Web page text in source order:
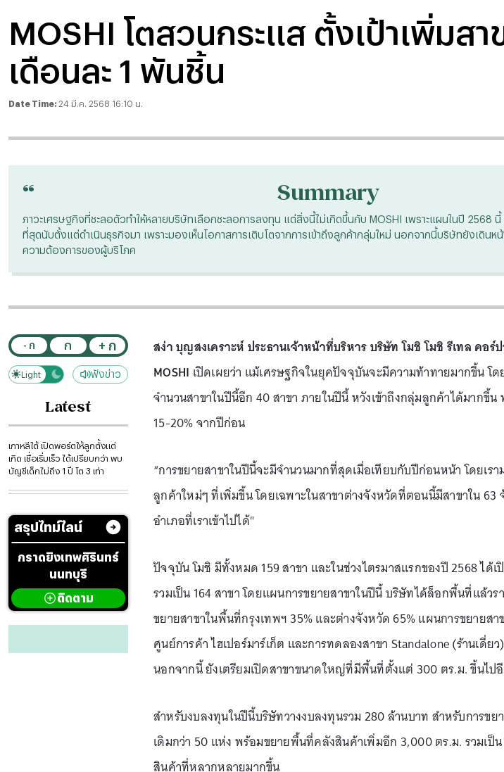
MOSHI โตสวนกระแส ตั้งเป้าเพิ่มส
เดือนละ 1 พันชิ้น
Date Time: 24 มี.ค. 2568 16:10 น.
“ Summary
ภาวะเศรษฐกิจที่ชะลอตัวทำให้หลายบริษัทเลือกชะลอการลงทุน แต่สิ่งนี้ไม่เกิดขึ้นกับ MOSHI เพราะแผนในปี 2568 นี้
ที่สุดนับตั้งแต่ดำเนินธุรกิจมา เพราะมองเห็นโอกาสการเติบโตจากการเข้าถึงลูกค้ากลุ่มใหม่ นอกจากนี้บริษัทยังเดินห
ความต้องการของผู้บริโภค
- ก ก + ก
Dark
Light ฟังข่าว
Latest
เกาหลีใต้ เปิดพอร์ตให้ลูกตั้งแต่
เกิด เชื่อเริ่มเร็ว ได้เปรียบกว่า พบ
บัญชีเด็กไม่ถึง 1 ปี โต 3 เท่า
สรุปไทม์ไลน์
กราดยิงเทพศิรินทร์
นนทบุรี
ติดตาม
สง่า บุญสงเคราะห์ ประธานเจ้าหน้าที่บริหาร บริษัท โมชิ โมชิ รีเทล คอ
MOSHI เปิดเผยว่า แม้เศรษฐกิจในยุคปัจจุบันจะมีความท้าทายมากขึ้น โ
จำนวนสาขาในปีนี้อีก 40 สาขา ภายในปีนี้ หวังเข้าถึงกลุ่มลูกค้าได้มากขึ้น
15-20% จากปีก่อน
“การขยายสาขาในปีนี้จะมีจำนวนมากที่สุดเมื่อเทียบกับปีก่อนหน้า โดยเรา
ลูกค้าใหม่ๆ ที่เพิ่มขึ้น โดยเฉพาะในสาขาต่างจังหวัดที่ตอนนี้มีสาขาใน
อำเภอที่เราเข้าไปได้"
ปัจจุบัน โมชิ มีทั้งหมด 159 สาขา และในช่วงไตรมาสแรกของปี 2568 ได้
รวมเป็น 164 สาขา โดยแผนการขยายสาขาในปีนี้ บริษัทได้ล็อกพื้นที่แล้ว
ขยายสาขาในพื้นที่กรุงเทพฯ 35% และต่างจังหวัด 65% แผนการขยายสา
ศูนย์การค้า ไฮเปอร์มาร์เก็ต และการทดลองสาขา Standalone (ร้านเดี่ย
นอกจากนี้ ยังเตรียมเปิดสาขาขนาดใหญ่ที่มีพื้นที่ตั้งแต่ 300 ตร.ม. ขึ้นไป
สำหรับงบลงทุนในปีนี้บริษัทวางงบลงทุนรวม 280 ล้านบาท สำหรับการขย
เดิมกว่า 50 แห่ง พร้อมขยายพื้นที่คลังสินค้าเพิ่มอีก 3,000 ตร.ม. รวมเป็
สินค้าที่หลากหลายมากขึ้น